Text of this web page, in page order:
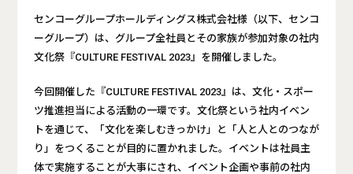
センコーグループホールディングス株式会社様（以下、センコ
ーグループ）は、グループ全社員とその家族が参加対象の社内
文化祭『CULTURE FESTIVAL 2023』を開催しました。
今回開催した『CULTURE FESTIVAL 2023』は、文化・スポー
ツ推進担当による活動の一環です。文化祭という社内イベン
トを通じて、「文化を楽しむきっかけ」と「人と人とのつなが
り」をつくることが目的に置かれました。イベントは社員主
体で実施することが大事にされ、イベント企画や事前の社内